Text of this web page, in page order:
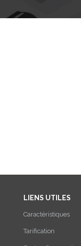
LIENS UTILES
Caractéristiques
Tarification